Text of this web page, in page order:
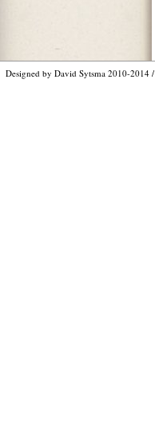
Designed by David Sytsma 2010-2014 /